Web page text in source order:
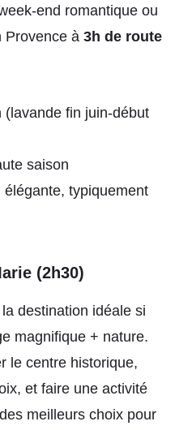
end romantique ou
Provence à 3h de route
(lavande fin juin-début
saison
typiquement
(2h30)
destination idéale si
magnifique + nature.
le centre historique,
et faire une activité
meilleurs choix pour